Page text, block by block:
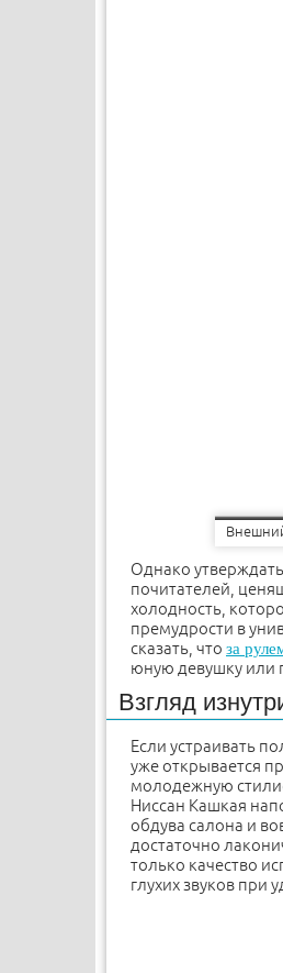
Однако
почитателей,
холодность,
премудрости в
сказать, что за
юную девушку или
Взгляд
Если устраивать
уже открывается
молодежную
Ниссан Кашкая
обдува салона и
достаточно
только качество
глухих звуков при